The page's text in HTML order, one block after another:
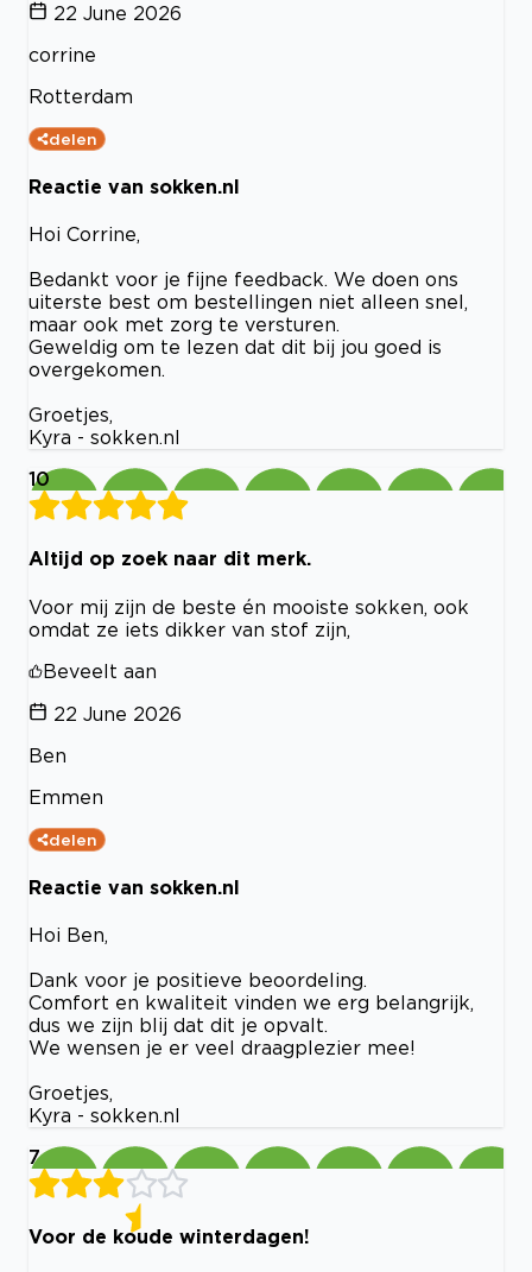
22 June 2026
corrine
Rotterdam
delen
Reactie van sokken.nl
Hoi Corrine,
Bedankt voor je fijne feedback. We doen ons
uiterste best om bestellingen niet alleen snel,
maar ook met zorg te versturen.
Geweldig om te lezen dat dit bij jou goed is
overgekomen.
Groetjes,
Kyra - sokken.nl
10
Altijd op zoek naar dit merk.
Voor mij zijn de beste én mooiste sokken, ook
omdat ze iets dikker van stof zijn,
Beveelt aan
22 June 2026
Ben
Emmen
delen
Reactie van sokken.nl
Hoi Ben,
Dank voor je positieve beoordeling.
Comfort en kwaliteit vinden we erg belangrijk,
dus we zijn blij dat dit je opvalt.
We wensen je er veel draagplezier mee!
Groetjes,
Kyra - sokken.nl
7
Voor de koude winterdagen!